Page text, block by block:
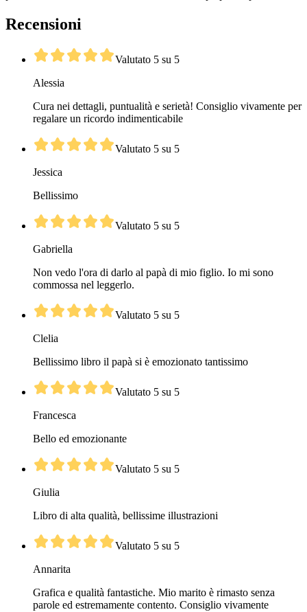
Recensioni
Valutato 5 su 5
Alessia
Cura nei dettagli, puntualità e serietà! Consiglio vivamente per
regalare un ricordo indimenticabile
Valutato 5 su 5
Jessica
Bellissimo
Valutato 5 su 5
Gabriella
Non vedo l'ora di darlo al papà di mio figlio. Io mi sono
commossa nel leggerlo.
Valutato 5 su 5
Clelia
Bellissimo libro il papà si è emozionato tantissimo
Valutato 5 su 5
Francesca
Bello ed emozionante
Valutato 5 su 5
Giulia
Libro di alta qualità, bellissime illustrazioni
Valutato 5 su 5
Annarita
Grafica e qualità fantastiche. Mio marito è rimasto senza
parole ed estremamente contento. Consiglio vivamente